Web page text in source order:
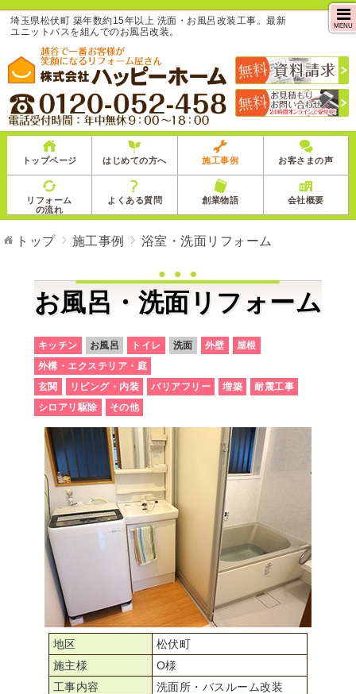
埼玉県松伏町 築年数約15年以上 洗面・お風呂改装工事。最新
ユニットバスを組んでのお風呂改装。
MENU
トップページ はじめての方へ 施工事例 お客さまの声
リフォーム
の流れ
よくある質問 創業物語 会社概要
トップ 施工事例 浴室・洗面リフォーム
お風呂・洗面リフォーム
キッチン お風呂 トイレ 洗面 外壁
屋根
外構・エクステリア・庭
玄関
リビング・内装 バリアフリー 増築
耐震工事
シロアリ駆除
その他
地区
松伏町
施主様
O様
工事内容
洗面所・バスルーム改装